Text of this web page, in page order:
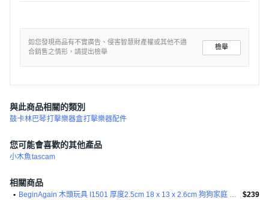
如您發現商品有不實廣告、侵害智慧財產權或其他不適
合銷售之情形，請提出檢舉
檢舉
與此商品相關的類別
鼓卡林巴琴打擊樂器盒打擊樂器配件
您可能會喜歡的其他產品
小木魚tascam
相關商品
• BeginAgain 木頭玩具 I1501 厚度2.5cm 18 x 13 x 2.6cm 狗狗家庭 2歲以上適用
$239